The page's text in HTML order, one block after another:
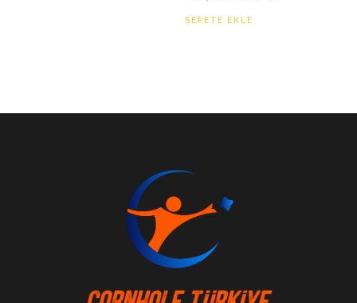
SEPETE EKLE